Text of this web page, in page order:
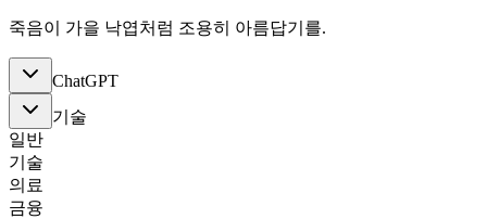
죽음이 가을 낙엽처럼 조용히 아름답기를.
ChatGPT
기술
일반
기술
의료
금융